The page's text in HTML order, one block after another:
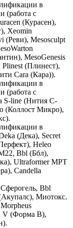
в
(работа с
(Курасен),
Xeomin
(Реви), Mesosculpt
MesoGenesis
(Плинест),
Cara (Кара)).
в
(работа с
S-line (Нития С-
(Коллост Микро),
в
(Дека), Secret
Heleo
Bbl (Ббл),
Ultraformer MPT
Candella
Bbl
Миотокс.
V (Форма В),